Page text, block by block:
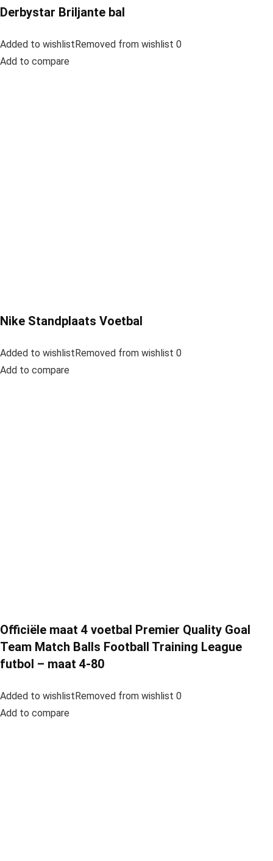
Derbystar Briljante bal
Added to wishlistRemoved from wishlist 0
Add to compare
Nike Standplaats Voetbal
Added to wishlistRemoved from wishlist 0
Add to compare
Officiële maat 4 voetbal Premier Quality Goal
Team Match Balls Football Training League
futbol – maat 4-80
Added to wishlistRemoved from wishlist 0
Add to compare